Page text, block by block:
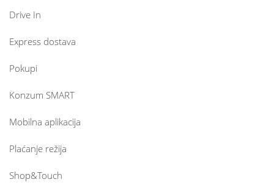
Drive In
Express dostava
Pokupi
Konzum SMART
Mobilna aplikacija
Plaćanje režija
Shop&Touch